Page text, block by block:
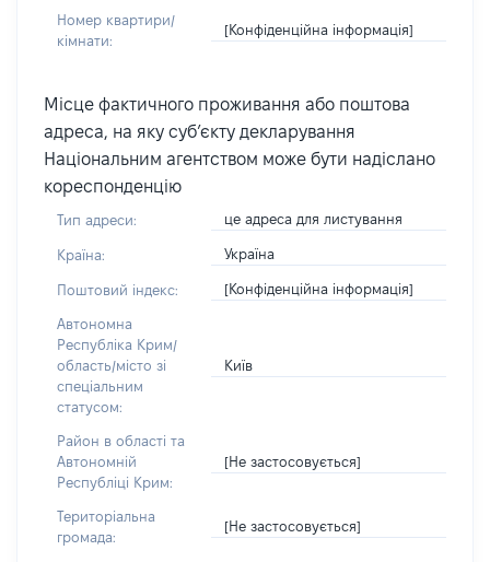
Номер квартири/
кімнати:
[Конфіденційна інформація]
Місце фактичного проживання або поштова
адреса, на яку суб’єкту декларування
Національним агентством може бути надіслано
кореспонденцію
Тип адреси: це адреса для листування
Країна: Україна
Поштовий індекс: [Конфіденційна інформація]
Автономна
Республіка Крим/
область/місто зі
спеціальним
статусом:
Київ
Район в області та
Автономній
Республіці Крим:
[Не застосовується]
Територіальна
громада:
[Не застосовується]